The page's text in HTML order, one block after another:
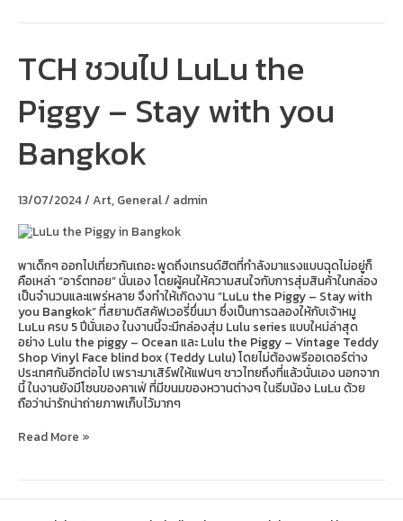
TCH ชวนไป LuLu the
Piggy – Stay with you
Bangkok
13/07/2024/Art, General/ admin
พาเด็กๆ ออกไปเที่ยวกันเถอะ พูดถึงเทรนด์ฮิตที่กำลังมาแรงแบบฉุดไม่อยู่ก็
คือเหล่า “อาร์ตทอย” นั่นเอง โดยผู้คนให้ความสนใจกับการสุ่มสินค้าในกล่อง
เป็นจำนวนและแพร่หลาย จึงทำให้เกิดงาน “LuLu the Piggy – Stay with
you Bangkok” ที่สยามดิสคัฟเวอรี่ขึ่นมา ซึ่งเป็นการฉลองให้กับเจ้าหมู
LuLu ครบ 5 ปีนั่นเอง ในงานนี้จะมีกล่องสุ่ม Lulu series แบบใหม่ล่าสุด
อย่าง Lulu the piggy – Ocean และ Lulu the Piggy – Vintage Teddy
Shop Vinyl Face blind box (Teddy Lulu) โดยไม่ต้องพรีออเดอร์ต่าง
ประเทศกันอีกต่อไป เพราะมาเสิร์ฟให้แฟนๆ ชาวไทยถึงที่แล้วนั่นเอง นอกจาก
นี้ ในงานยังมีโซนของคาเฟ่ ที่มีขนมของหวานต่างๆ ในธีมน้อง LuLu ด้วย
ถือว่าน่ารักน่าถ่ายภาพเก็บไว้มากๆ
TCH
ไป
LuLu
the
Piggy
–
Stay
you
Bangkok
Read More »